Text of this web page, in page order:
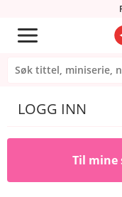
LOGG INN
Til mine